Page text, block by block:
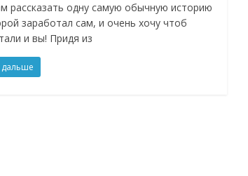
рассказать одну самую обычную историю
заработал сам, и очень хочу чтоб
и вы! Придя из
дальше